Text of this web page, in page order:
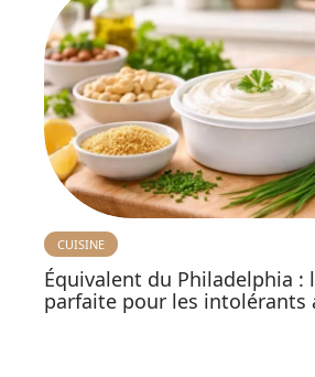
CUISINE
Équivalent du Philadelphia :
parfaite pour les intolérants